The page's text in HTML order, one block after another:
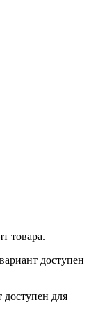
товара.
доступен
для